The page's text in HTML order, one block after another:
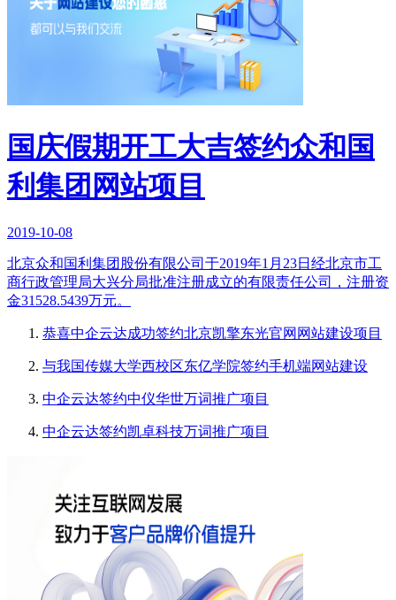
国庆假期开工大吉签约众和国
利集团网站项目
2019-10-08
北京众和国利集团股份有限公司于2019年1月23日经北京市工
商行政管理局大兴分局批准注册成立的有限责任公司，注册资
金31528.5439万元。
恭喜中企云达成功签约北京凯擎东光官网网站建设项目
与我国传媒大学西校区东亿学院签约手机端网站建设
中企云达签约中仪华世万词推广项目
中企云达签约凯卓科技万词推广项目